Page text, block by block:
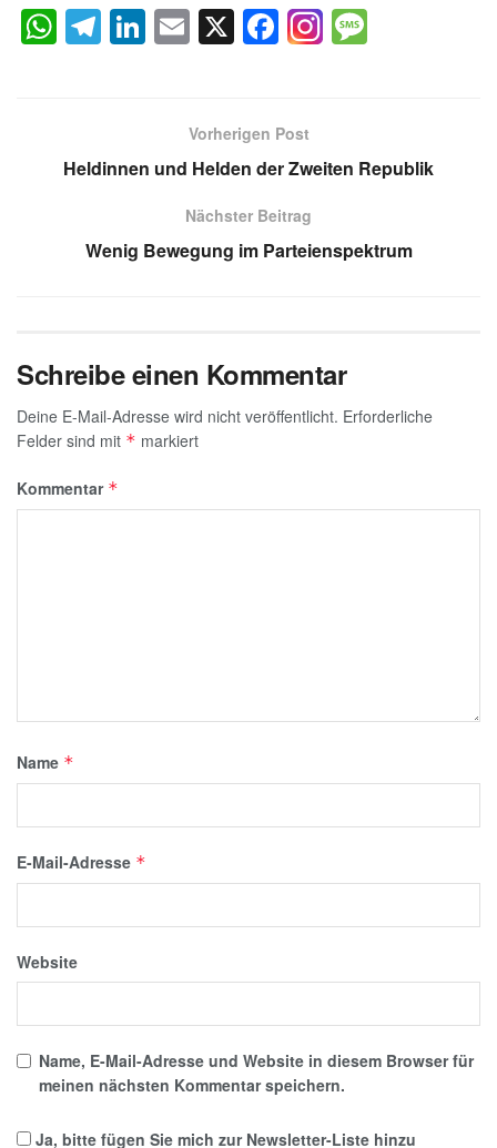
W
A
T
a
Li
dI
E X F
e
b
o
o
g
Vorherigen Post
Heldinnen und Helden der Zweiten Republik
Nächster Beitrag
Wenig Bewegung im Parteienspektrum
Schreibe einen Kommentar
Deine E-Mail-Adresse wird nicht veröffentlicht. Erforderliche
Felder sind mit * markiert
Kommentar *
Name *
E-Mail-Adresse *
Website
Name, E-Mail-Adresse und Website in diesem Browser für
meinen nächsten Kommentar speichern.
Ja, bitte fügen Sie mich zur Newsletter-Liste hinzu